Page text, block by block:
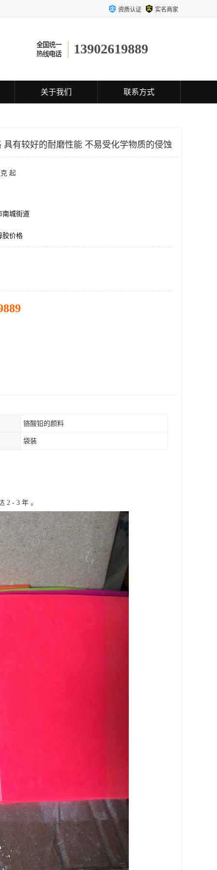
资质认证 实名商家
13902619889
关于我们 联系方式
具有较好的耐磨性能 不易受化学物质的侵蚀
起
南城街道
胶价格
铬酸铅的颜料
袋装
2 - 3 年 。